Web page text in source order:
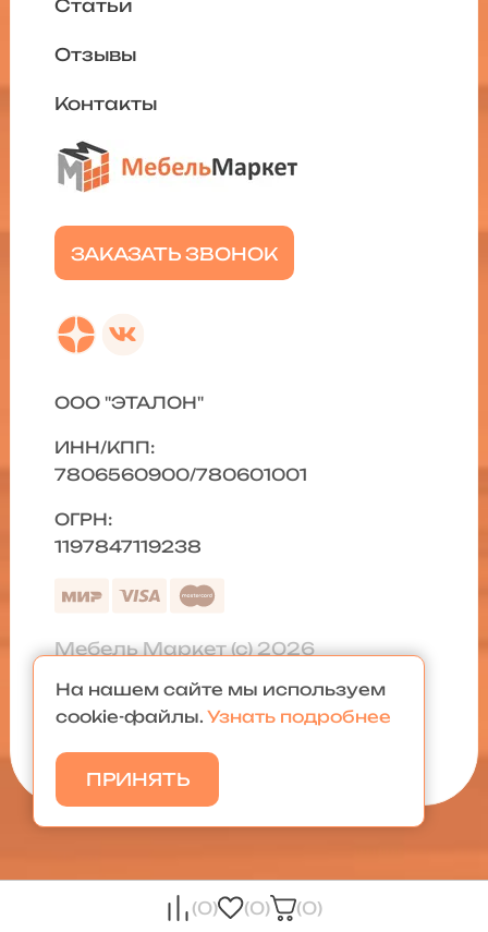
(0) (0) (0)
ЗАКАЗАТЬ ЗВОНОК
Статьи
Отзывы
Контакты
ООО "ЭТАЛОН"
ИНН/КПП:
7806560900/780601001
ОГРН:
1197847119238
Мебель Маркет (с) 2026
Политика конфиденциальности
Карта сайта
На нашем сайте мы используем
cookie-файлы. Узнать подробнее
ПРИНЯТЬ